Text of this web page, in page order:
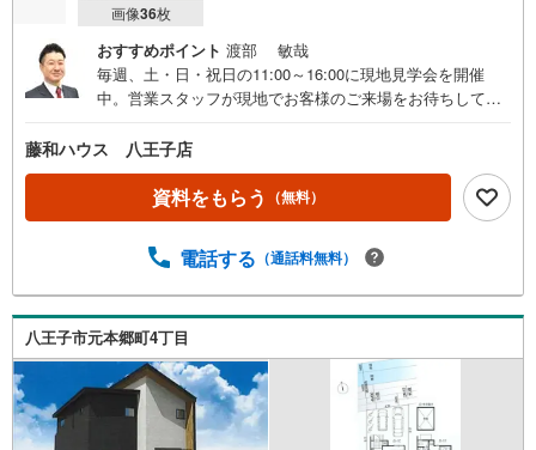
画像36枚
おすすめポイント 渡部 敏哉
毎週、土・日・祝日の11:00～16:00に現地見学会を開催
中。営業スタッフが現地でお客様のご来場をお待ちしてお
藤和ハウス 八王子店
資料をもらう （無料）
電話する （通話料無料）
八王子市元本郷町4丁目